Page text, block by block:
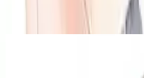
Ayın popüler